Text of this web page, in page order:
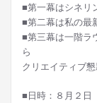
■第一幕はシネリ
■第二幕は私の最
■第三幕は一階ラ
ら
クリエイティブ
■日時：８月２日